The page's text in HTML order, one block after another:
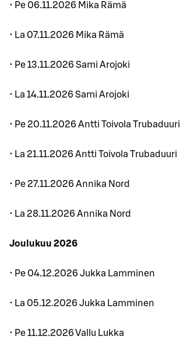
• Pe 06.11.2026 Mika Rämä
• La 07.11.2026 Mika Rämä
• Pe 13.11.2026 Sami Arojoki
• La 14.11.2026 Sami Arojoki
• Pe 20.11.2026 Antti Toivola Trubaduuri
• La 21.11.2026 Antti Toivola Trubaduuri
• Pe 27.11.2026 Annika Nord
• La 28.11.2026 Annika Nord
Joulukuu 2026
• Pe 04.12.2026 Jukka Lamminen
• La 05.12.2026 Jukka Lamminen
• Pe 11.12.2026 Vallu Lukka